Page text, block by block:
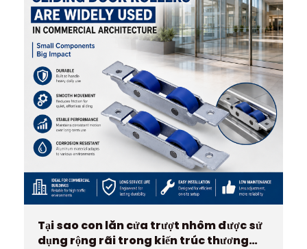
Tại sao con lăn cửa trượt nhôm được sử
dụng rộng rãi trong kiến trúc thương